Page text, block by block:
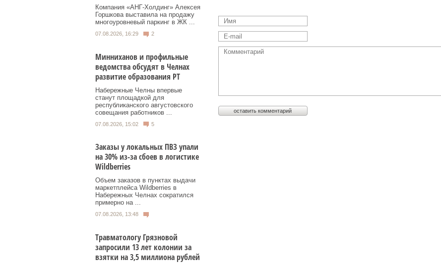
Компания «АНГ-Холдинг» Алексея
Горшкова выставила на продажу
многоуровневый паркинг в ЖК ...
07.08.2026, 16:29 2
Минниханов и профильные
ведомства обсудят в Челнах
развитие образования РТ
Набережные Челны впервые
станут площадкой для
республиканского августовского
совещания работников ...
07.08.2026, 15:02 5
Заказы у локальных ПВЗ упали
на 30% из-за сбоев в логистике
Wildberries
Объем заказов в пунктах выдачи
маркетплейса Wildberries в
Набережных Челнах сократился
примерно на ...
07.08.2026, 13:48
Травматологу Грязновой
запросили 13 лет колонии за
взятки на 3,5 миллиона рублей